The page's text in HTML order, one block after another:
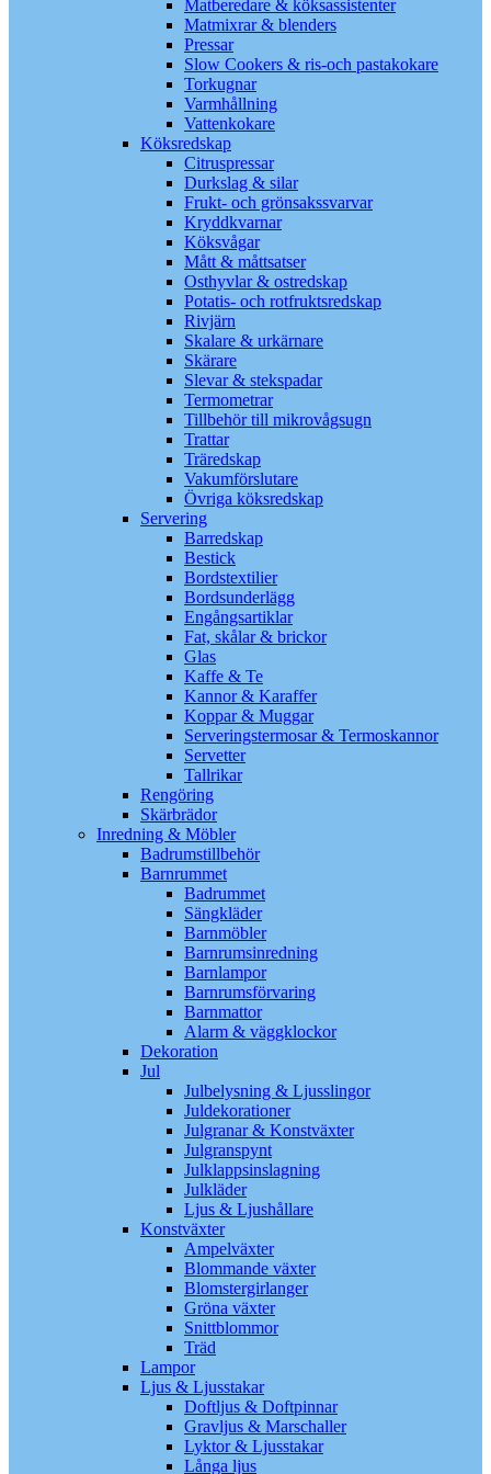
Matberedare & köksassistenter
Matmixrar & blenders
Pressar
Slow Cookers & ris-och pastakokare
Torkugnar
Varmhållning
Vattenkokare
Köksredskap
Citruspressar
Durkslag & silar
Frukt- och grönsakssvarvar
Kryddkvarnar
Köksvågar
Mått & måttsatser
Osthyvlar & ostredskap
Potatis- och rotfruktsredskap
Rivjärn
Skalare & urkärnare
Skärare
Slevar & stekspadar
Termometrar
Tillbehör till mikrovågsugn
Trattar
Träredskap
Vakumförslutare
Övriga köksredskap
Servering
Barredskap
Bestick
Bordstextilier
Bordsunderlägg
Engångsartiklar
Fat, skålar & brickor
Glas
Kaffe & Te
Kannor & Karaffer
Koppar & Muggar
Serveringstermosar & Termoskannor
Servetter
Tallrikar
Rengöring
Skärbrädor
Inredning & Möbler
Badrumstillbehör
Barnrummet
Badrummet
Sängkläder
Barnmöbler
Barnrumsinredning
Barnlampor
Barnrumsförvaring
Barnmattor
Alarm & väggklockor
Dekoration
Jul
Julbelysning & Ljusslingor
Juldekorationer
Julgranar & Konstväxter
Julgranspynt
Julklappsinslagning
Julkläder
Ljus & Ljushållare
Konstväxter
Ampelväxter
Blommande växter
Blomstergirlanger
Gröna växter
Snittblommor
Träd
Lampor
Ljus & Ljusstakar
Doftljus & Doftpinnar
Gravljus & Marschaller
Lyktor & Ljusstakar
Långa ljus